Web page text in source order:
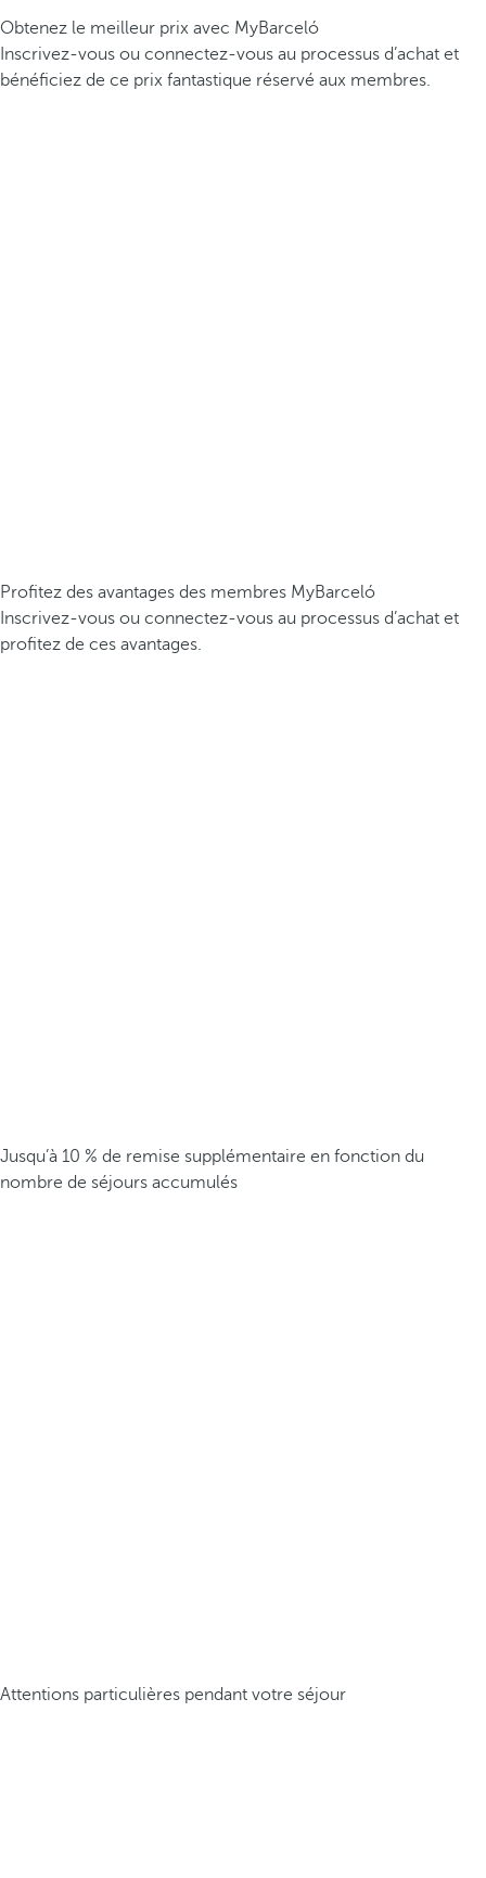
Obtenez le meilleur prix avec MyBarceló
Inscrivez-vous ou connectez-vous au processus d’achat et
bénéficiez de ce prix fantastique réservé aux membres.
Profitez des avantages des membres MyBarceló
Inscrivez-vous ou connectez-vous au processus d’achat et
profitez de ces avantages.
Jusqu’à 10 % de remise supplémentaire en fonction du
nombre de séjours accumulés
Attentions particulières pendant votre séjour